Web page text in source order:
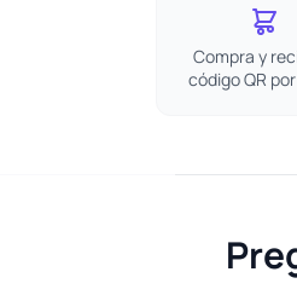
Compra y
código QR